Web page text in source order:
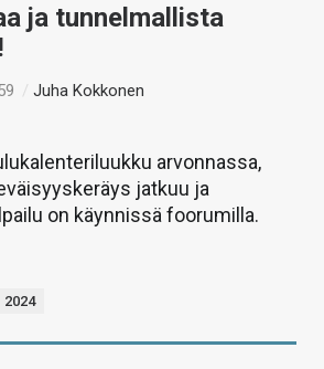
ja tunnelmallista
/Juha Kokkonen
arvonnassa,
jatkuu ja
on käynnissä foorumilla.
2024